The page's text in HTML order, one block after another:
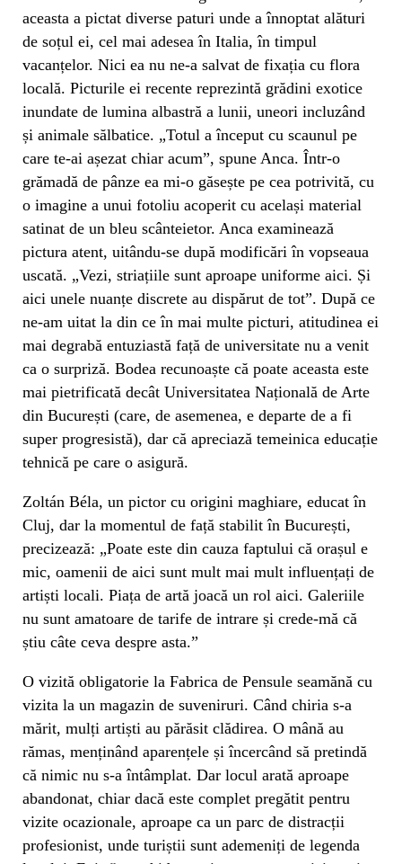
aceasta a pictat diverse paturi unde a înnoptat alături
de soțul ei, cel mai adesea în Italia, în timpul
vacanțelor. Nici ea nu ne-a salvat de fixația cu flora
locală. Picturile ei recente reprezintă grădini exotice
inundate de lumina albastră a lunii, uneori incluzând
și animale sălbatice. „Totul a început cu scaunul pe
care te-ai așezat chiar acum”, spune Anca. Într-o
grămadă de pânze ea mi-o găsește pe cea potrivită, cu
o imagine a unui fotoliu acoperit cu același material
satinat de un bleu scânteietor. Anca examinează
pictura atent, uitându-se după modificări în vopseaua
uscată. „Vezi, striațiile sunt aproape uniforme aici. Și
aici unele nuanțe discrete au dispărut de tot”. După ce
ne-am uitat la din ce în mai multe picturi, atitudinea ei
mai degrabă entuziastă față de universitate nu a venit
ca o surpriză. Bodea recunoaște că poate aceasta este
mai pietrificată decât Universitatea Națională de Arte
din București (care, de asemenea, e departe de a fi
super progresistă), dar că apreciază temeinica educație
tehnică pe care o asigură.
Zoltán Béla, un pictor cu origini maghiare, educat în
Cluj, dar la momentul de față stabilit în București,
precizează: „Poate este din cauza faptului că orașul e
mic, oamenii de aici sunt mult mai mult influențați de
artiști locali. Piața de artă joacă un rol aici. Galeriile
nu sunt amatoare de tarife de intrare și crede-mă că
știu câte ceva despre asta.”
O vizită obligatorie la Fabrica de Pensule seamănă cu
vizita la un magazin de suveniruri. Când chiria s-a
mărit, mulți artiști au părăsit clădirea. O mână au
rămas, menținând aparențele și încercând să pretindă
că nimic nu s-a întâmplat. Dar locul arată aproape
abandonat, chiar dacă este complet pregătit pentru
vizite ocazionale, aproape ca un parc de distracții
profesionist, unde turiștii sunt ademeniți de legenda